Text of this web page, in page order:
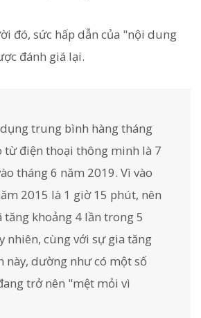
đó, sức hấp dẫn của "nội dung
đánh giá lại.
trung bình hàng tháng
từ điện thoại thông minh là 7
tháng 6 năm 2019. Vì vào
2015 là 1 giờ 15 phút, nên
tăng khoảng 4 lần trong 5
nhiên, cùng với sự gia tăng
này, dường như có một số
trở nên "mệt mỏi vì